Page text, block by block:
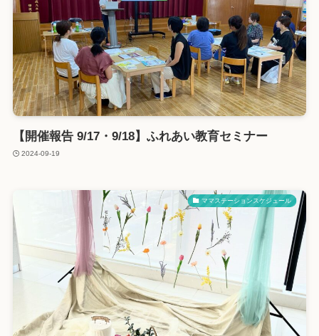
【開催報告 9/17・9/18】ふれあい教育セミナー
2024-09-19
ママステーションスケジュール